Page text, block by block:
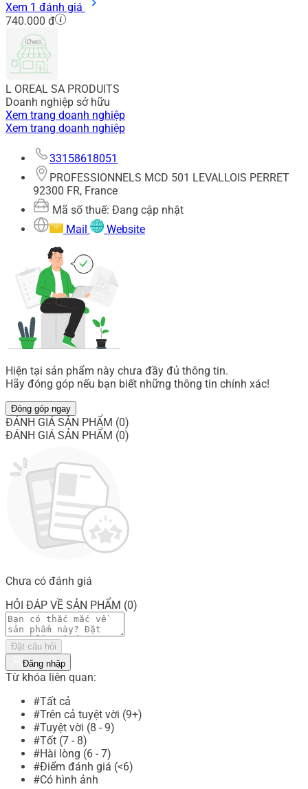
Xem 1 đánh giá
740.000 đ
L OREAL SA PRODUITS
Doanh nghiệp sở hữu
Xem trang doanh nghiệp
Xem trang doanh nghiệp
33158618051
PROFESSIONNELS MCD 501 LEVALLOIS PERRET
92300 FR, France
Mã số thuế: Đang cập nhật
Mail
Website
Hiện tại sản phẩm này chưa đầy đủ thông tin.
Hãy đóng góp nếu bạn biết những thông tin chính xác!
Đóng góp ngay
ĐÁNH GIÁ SẢN PHẨM (0)
ĐÁNH GIÁ SẢN PHẨM (0)
Chưa có đánh giá
HỎI ĐÁP VỀ SẢN PHẨM (0)
Đặt câu hỏi
Đăng nhập
Từ khóa liên quan:
#Tất cả
#Trên cả tuyệt vời (9+)
#Tuyệt vời (8 - 9)
#Tốt (7 - 8)
#Hài lòng (6 - 7)
#Điểm đánh giá (<6)
#Có hình ảnh